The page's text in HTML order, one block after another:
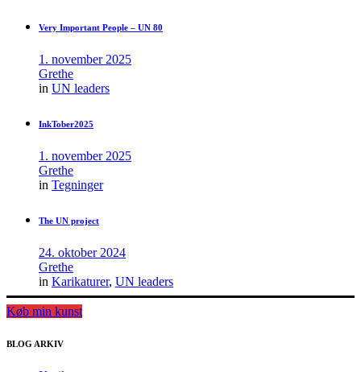
Very Important People – UN 80
1. november 2025
Grethe
in UN leaders
InkTober2025
1. november 2025
Grethe
in Tegninger
The UN project
24. oktober 2024
Grethe
in Karikaturer, UN leaders
Køb min kunst
BLOG ARKIV